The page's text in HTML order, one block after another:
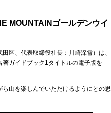
MOUNTAINゴールデンウイ
区、代表取締役社長：川崎深雪）は、
ガイドブック1タイトルの電子版を
山を楽しんでいただけるようにとの思